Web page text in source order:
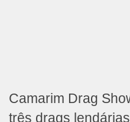
Camarim Drag
três drags